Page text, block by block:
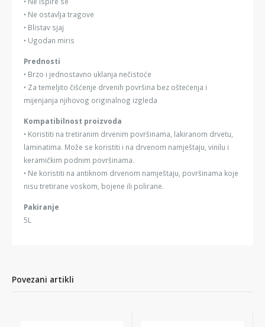
• Ne ostavlja tragove
• Blistav sjaj
• Ugodan miris
Prednosti
• Brzo i jednostavno uklanja nečistoće
• Za temeljito čišćenje drvenih površina bez oštećenja i
mijenjanja njihovog originalnog izgleda
Kompatibilnost proizvoda
• Koristiti na tretiranim drvenim površinama, lakiranom drvetu,
laminatima. Može se koristiti i na drvenom namještaju, vinilu i
keramičkim podnim površinama.
• Ne koristiti na antiknom drvenom namještaju, površinama koje
nisu tretirane voskom, bojene ili polirane.
Pakiranje
5L
Povezani artikli